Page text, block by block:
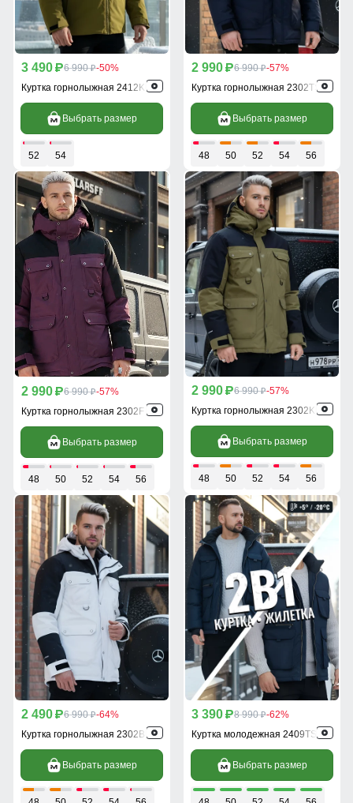
3 490 p6 990 p-50%
Куртка горнолыжная 2412Kh
Выбрать размер
52 54
2 990 p6 990 p-57%
Куртка горнолыжная 2302TS
Выбрать размер
48 50 52 54 56
2 990 p6 990 p-57%
Куртка горнолыжная 2302F
Выбрать размер
48 50 52 54 56
2 990 p6 990 p-57%
Куртка горнолыжная 2302Kh
Выбрать размер
48 50 52 54 56
2 490 p6 990 p-64%
Куртка горнолыжная 2302Bl
Выбрать размер
3 390 p8 990 p-62%
Куртка молодежная 2409TS
Выбрать размер